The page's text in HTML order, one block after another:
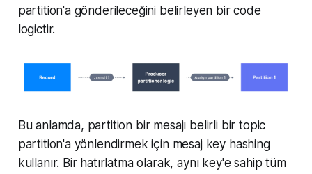
partition'a gönderileceğini belirleyen bir code
logictir.
Bu anlamda, partition bir mesajı belirli bir topic
partition'a yönlendirmek için mesaj key hashing
kullanır. Bir hatırlatma olarak, aynı key'e sahip tüm